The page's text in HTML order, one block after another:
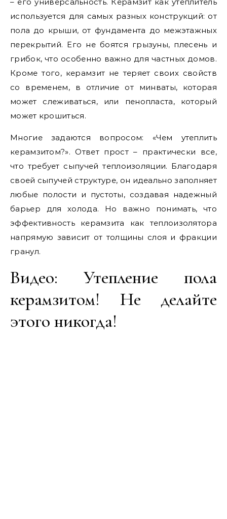
используется для самых разных конструкций: от
пола до крыши, от фундамента до межэтажных
перекрытий. Его не боятся грызуны, плесень и
грибок, что особенно важно для частных домов.
Кроме того, керамзит не теряет своих свойств
со временем, в отличие от минваты, которая
может слеживаться, или пенопласта, который
может крошиться.
Многие задаются вопросом: «Чем утеплить
керамзитом?». Ответ прост – практически все,
что требует сыпучей теплоизоляции. Благодаря
своей сыпучей структуре, он идеально заполняет
любые полости и пустоты, создавая надежный
барьер для холода. Но важно понимать, что
эффективность керамзита как теплоизолятора
напрямую зависит от толщины слоя и фракции
гранул.
Видео: Утепление пола
керамзитом! Не делайте
этого никогда!